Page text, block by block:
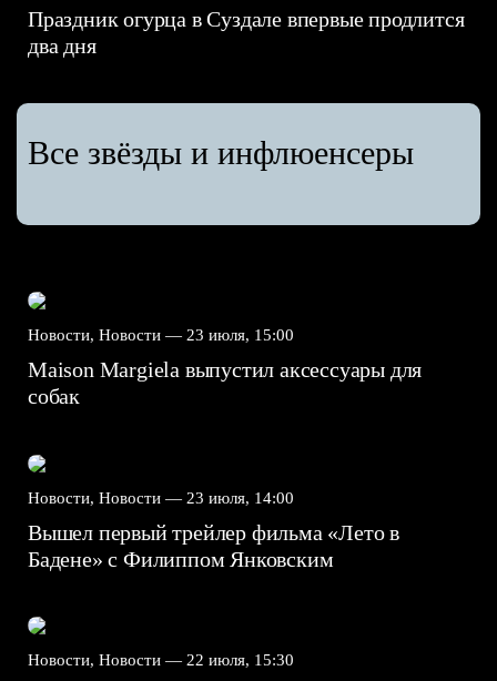
Праздник огурца в Суздале впервые продлится
два дня
Все звёзды и инфлюенсеры
Новости, Новости — 23 июля, 15:00
Maison Margiela выпустил аксессуары для
собак
Новости, Новости — 23 июля, 14:00
Вышел первый трейлер фильма «Лето в
Бадене» с Филиппом Янковским
Новости, Новости — 22 июля, 15:30